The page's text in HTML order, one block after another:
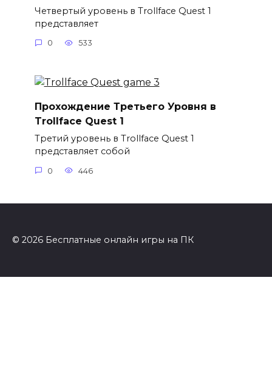
Четвертый уровень в Trollface Quest 1
представляет
0 533
Прохождение Третьего Уровня в
Trollface Quest 1
Третий уровень в Trollface Quest 1
представляет собой
0 446
© 2026 Бесплатные онлайн игры на ПК